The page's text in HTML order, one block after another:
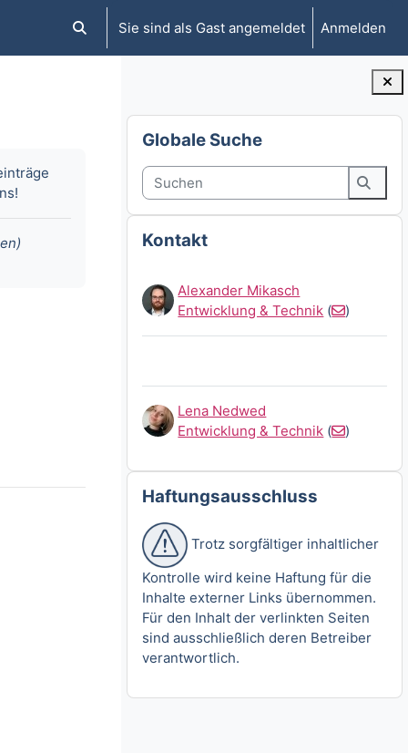
Sucheingabe umschalten
Sie sind als Gast angemeldet Anmelden
Blöcke
Globale Suche überspringen
Globale Suche
Suchen
Kontakt überspringen
Kontakt
Alexander Mikasch
Entwicklung & Technik ( )
Lena Nedwed
Entwicklung & Technik ( )
Haftungsausschluss überspringen
Haftungsausschluss
Trotz sorgfältiger inhaltlicher
Kontrolle wird keine Haftung für die
Inhalte externer Links übernommen.
Für den Inhalt der verlinkten Seiten
sind ausschließlich deren Betreiber
verantwortlich.